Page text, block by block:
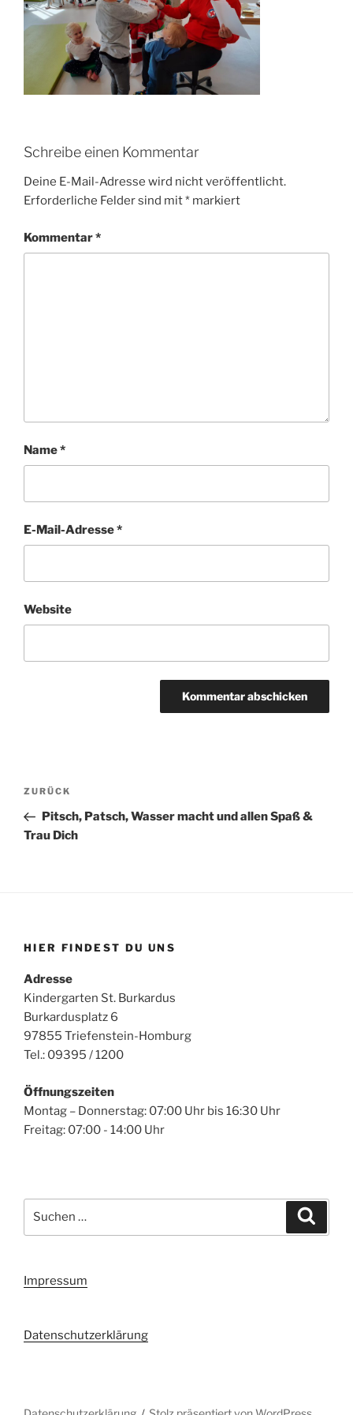
Schreibe einen Kommentar
Deine E-Mail-Adresse wird nicht veröffentlicht.
Erforderliche Felder sind mit* markiert
Kommentar*
Name*
E-Mail-Adresse*
Website
Beitragsnavigation
Vorheriger
Beitrag
ZURÜCK
Pitsch, Patsch, Wasser macht und allen Spaß &
Trau Dich
HIER FINDEST DU UNS
Adresse
Kindergarten St. Burkardus
Burkardusplatz 6
97855 Triefenstein-Homburg
Tel.: 09395 / 1200
Öffnungszeiten
Montag – Donnerstag: 07:00 Uhr bis 16:30 Uhr
Freitag: 07:00 - 14:00 Uhr
nach:
Impressum
Datenschutzerklärung